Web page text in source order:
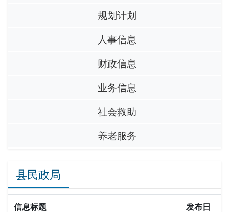
规划计划
人事信息
财政信息
业务信息
社会救助
养老服务
县民政局
信息标题
发布日